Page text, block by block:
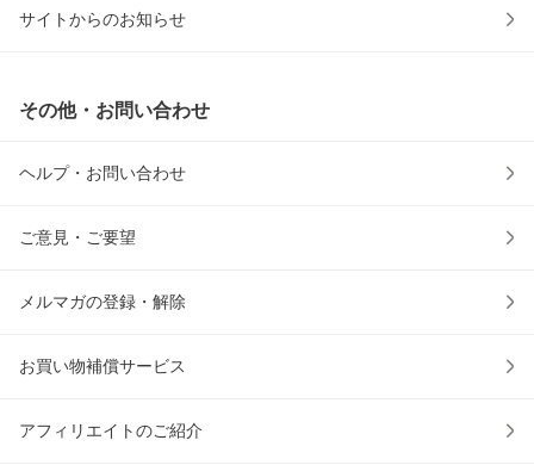
サイトからのお知らせ
その他・お問い合わせ
ヘルプ・お問い合わせ
ご意見・ご要望
メルマガの登録・解除
お買い物補償サービス
アフィリエイトのご紹介